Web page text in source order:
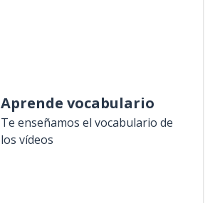
Aprende vocabulario
Te enseñamos el vocabulario de
los vídeos